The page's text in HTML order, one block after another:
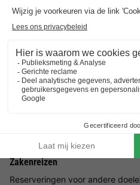
Jeugd
Reserveringen kunnen alleen
Huisdieren
Huisdieren zijn in de meeste
een huisdier wilt meenemen,
nemen, is er helaas geen
beschikbaar van het type dat je
Zakenreizen
Reserveringen voor andere